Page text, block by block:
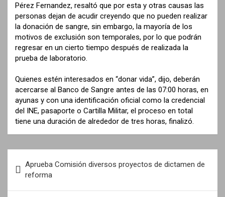
Pérez Fernandez, resaltó que por esta y otras causas las
personas dejan de acudir creyendo que no pueden realizar
la donación de sangre, sin embargo, la mayoría de los
motivos de exclusión son temporales, por lo que podrán
regresar en un cierto tiempo después de realizada la
prueba de laboratorio.
Quienes estén interesados en “donar vida”, dijo, deberán
acercarse al Banco de Sangre antes de las 07:00 horas, en
ayunas y con una identificación oficial como la credencial
del INE, pasaporte o Cartilla Militar, el proceso en total
tiene una duración de alrededor de tres horas, finalizó.
v
Aprueba Comisión diversos proyectos de dictamen de
reforma